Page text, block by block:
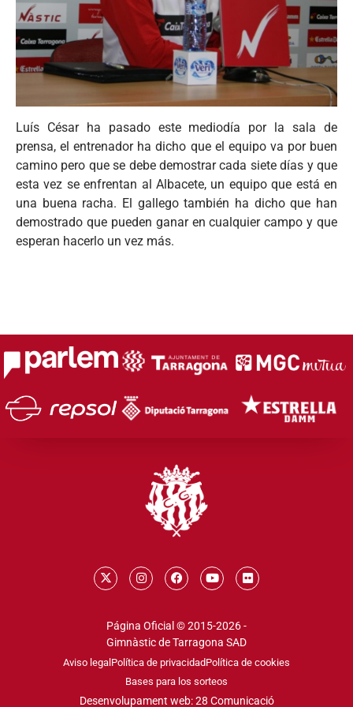
Luís César ha pasado este mediodía por la sala de
prensa, el entrenador ha dicho que el equipo va por buen
camino pero que se debe demostrar cada siete días y que
esta vez se enfrentan al Albacete, un equipo que está en
una buena racha. El gallego también ha dicho que han
demostrado que pueden ganar en cualquier campo y que
esperan hacerlo un vez más.
Página Oficial © 2015-2026 -
Gimnàstic de Tarragona SAD
Aviso legal Política de privacidadPolítica de cookies
Bases para los sorteos
Desenvolupament web: 28 Comunicació